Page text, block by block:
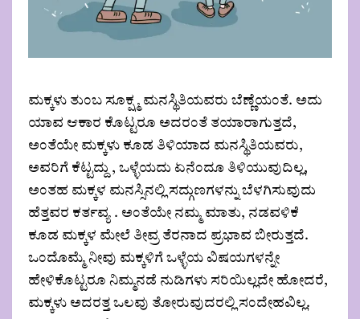
ಮಕ್ಕಳು ತುಂಬ ಸೂಕ್ಷ್ಮ ಮನಸ್ಥಿತಿಯವರು ಬೆಣ್ಣೆಯಂತೆ. ಅದು
ಯಾವ ಆಕಾರ ಕೊಟ್ಟರೂ ಅದರಂತೆ ತಯಾರಾಗುತ್ತದೆ,
ಅಂತೆಯೇ ಮಕ್ಕಳು ಕೂಡ ತಿಳಿಯಾದ ಮನಸ್ಥಿತಿಯವರು,
ಅವರಿಗೆ ಕೆಟ್ಟದ್ದು , ಒಳ್ಳೆಯದು ಏನೆಂದೂ ತಿಳಿಯುವುದಿಲ್ಲ,
ಅಂತಹ ಮಕ್ಕಳ ಮನಸ್ಸಿನಲ್ಲಿ ಸದ್ಗುಣಗಳನ್ನು ಬೆಳಗಿಸುವುದು
ಹೆತ್ತವರ ಕರ್ತವ್ಯ . ಅಂತೆಯೇ ನಮ್ಮ ಮಾತು, ನಡವಳಿಕೆ
ಕೂಡ ಮಕ್ಕಳ ಮೇಲೆ ತೀವ್ರ ತೆರನಾದ ಪ್ರಭಾವ ಬೀರುತ್ತದೆ.
ಒಂದೊಮ್ಮೆ ನೀವು ಮಕ್ಕಳಿಗೆ ಒಳ್ಳೆಯ ವಿಷಯಗಳನ್ನೇ
ಹೇಳಿಕೊಟ್ಟರೂ ನಿಮ್ಮನಡೆ ನುಡಿಗಳು ಸರಿಯಿಲ್ಲದೇ ಹೋದರೆ,
ಮಕ್ಕಳು ಅದರತ್ತ ಒಲವು ತೋರುವುದರಲ್ಲಿ ಸಂದೇಹವಿಲ್ಲ.